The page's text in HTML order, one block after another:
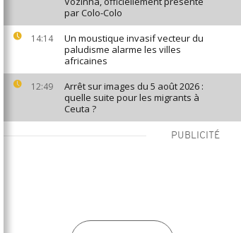
par Colo-Colo
14:14
Un moustique invasif vecteur du
paludisme alarme les villes
africaines
12:49
Arrêt sur images du 5 août 2026 :
quelle suite pour les migrants à
Ceuta ?
PUBLICITÉ